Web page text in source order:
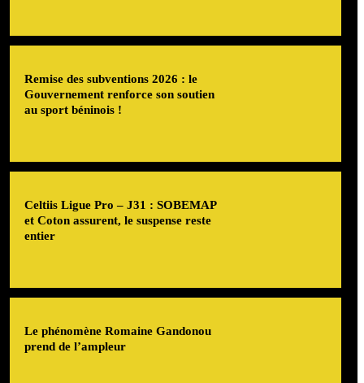
Remise des subventions 2026 : le
Gouvernement renforce son soutien
au sport béninois !
Celtiis Ligue Pro – J31 : SOBEMAP
et Coton assurent, le suspense reste
entier
Le phénomène Romaine Gandonou
prend de l’ampleur